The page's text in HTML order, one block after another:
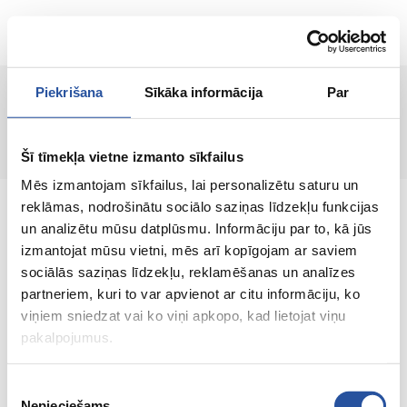
Piekrišana Sīkāka informācija Par
Šī tīmekļa vietne izmanto sīkfailus
Mēs izmantojam sīkfailus, lai personalizētu saturu un
reklāmas, nodrošinātu sociālo saziņas līdzekļu funkcijas
un analizētu mūsu datplūsmu. Informāciju par to, kā jūs
izmantojat mūsu vietni, mēs arī kopīgojam ar saviem
sociālās saziņas līdzekļu, reklamēšanas un analīzes
partneriem, kuri to var apvienot ar citu informāciju, ko
viņiem sniedzat vai ko viņi apkopo, kad lietojat viņu
pakalpojumus.
ET
Lehte ei leitud!
Veebipoodi soodsate hindade ja kvaliteetsete
toodetega, kus kliendi rahulolu on meie
peamine väärtus.
Koik sinu kodu ja aia jaoks!